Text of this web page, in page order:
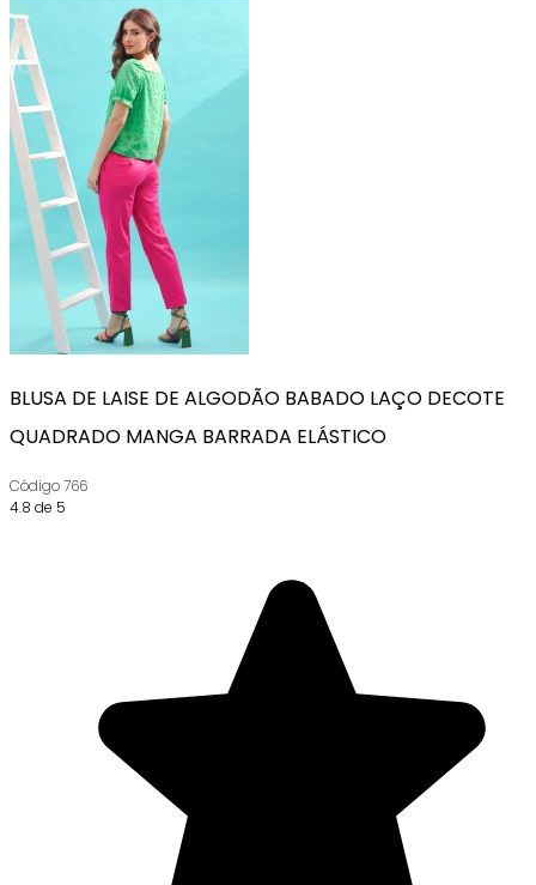
BLUSA DE LAISE DE ALGODÃO BABADO LAÇO DECOTE
QUADRADO MANGA BARRADA ELÁSTICO
Código766
4.8 de 5